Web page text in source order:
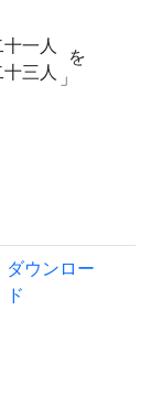
一人
三人 」
を
ダウンロー
ド